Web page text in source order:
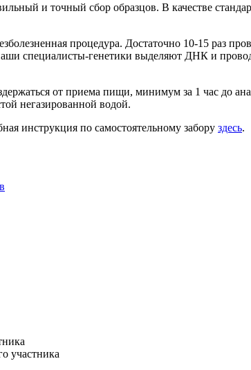
и точный сбор образцов. В качестве
процедура. Достаточно 10-15 раз
специалисты-генетики выделяют ДНК и
от приема пищи, минимум за 1 час до
негазированной водой.
инструкция по самостоятельному забору здесь.
участника